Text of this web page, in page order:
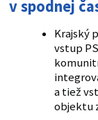
v spodnej
Krajský
vstup
a tiež
objektu